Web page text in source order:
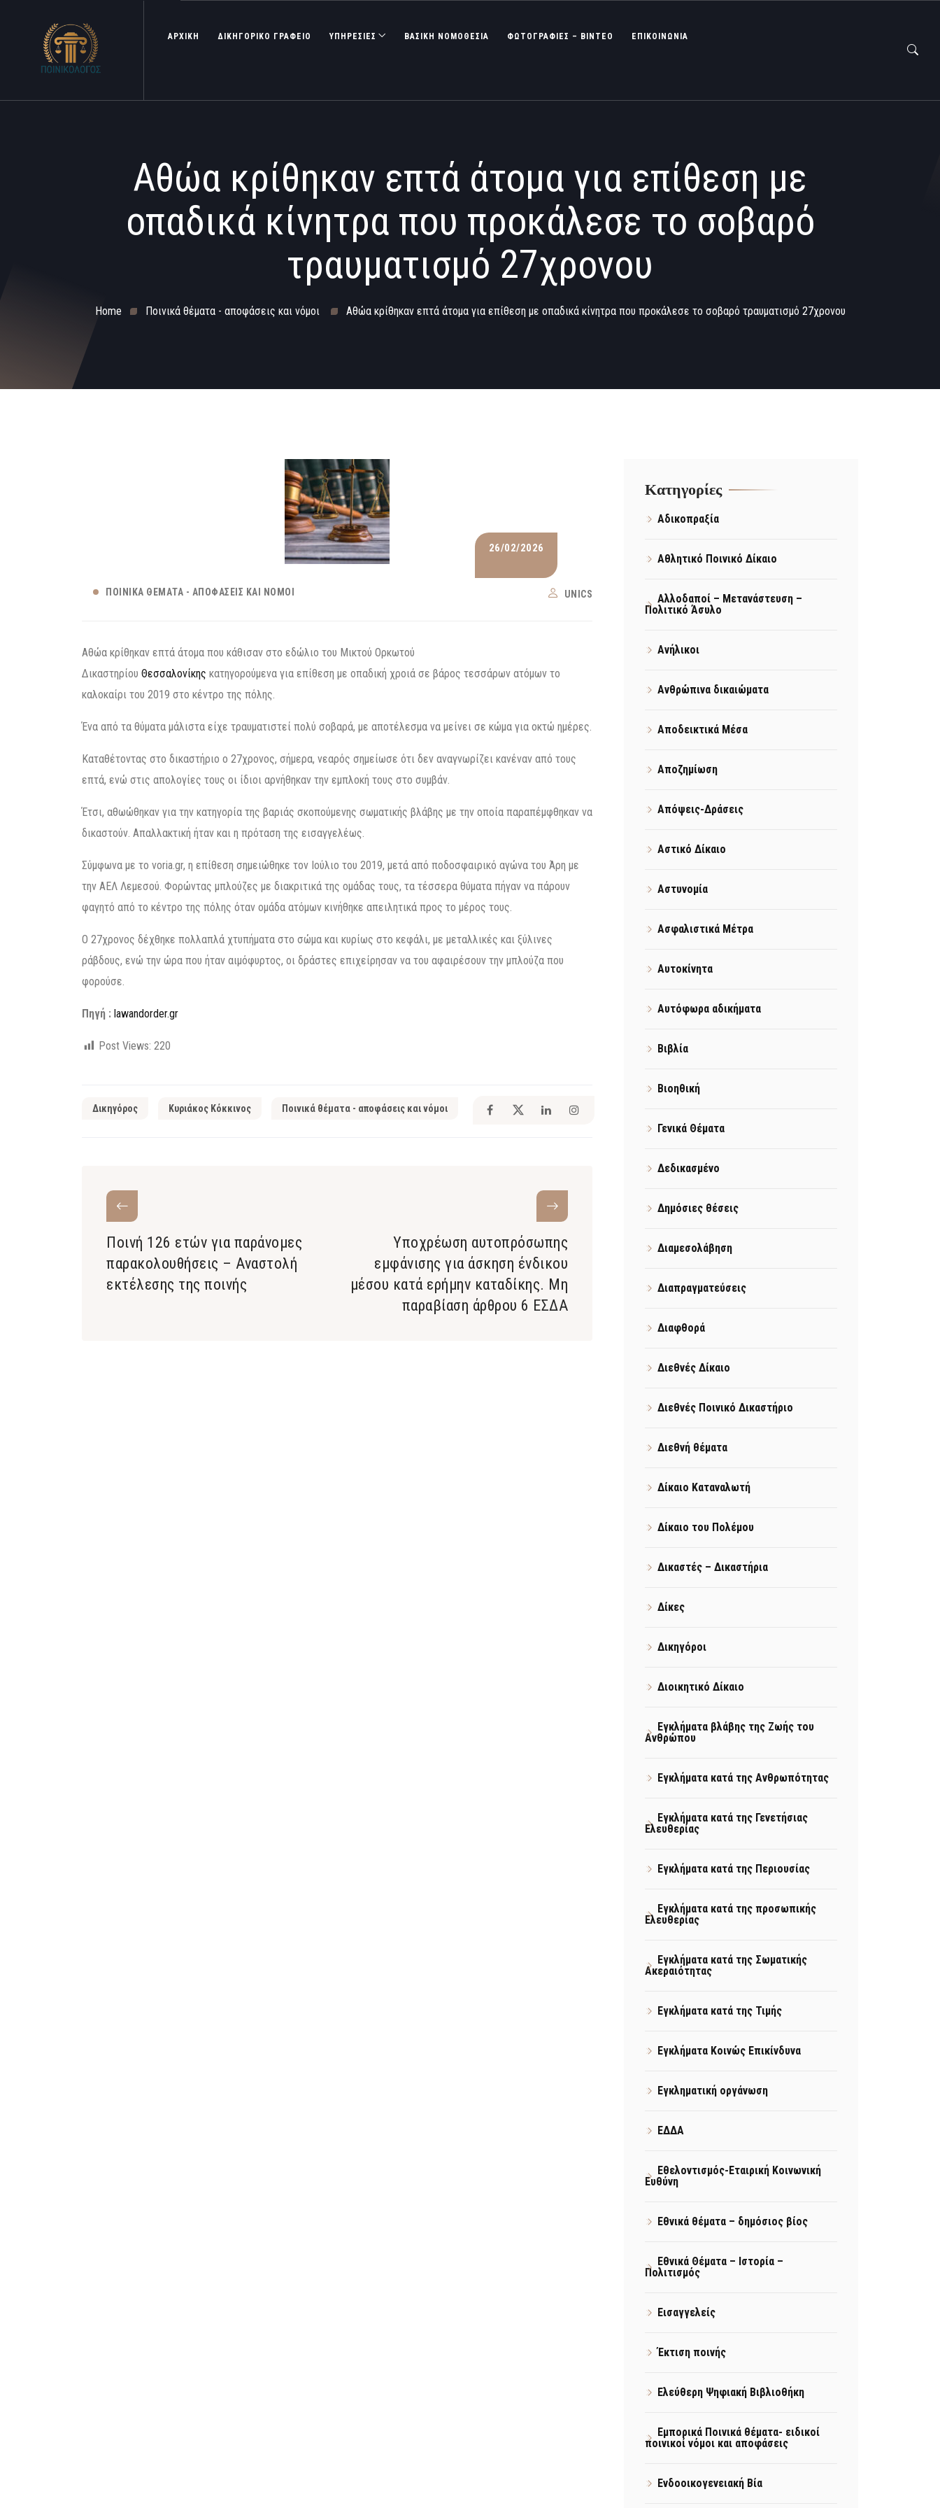
ΑΡΧΙΚΗ ΔΙΚΗΓΟΡΙΚΟ ΓΡΑΦΕΙΟ ΥΠΗΡΕΣΙΕΣ ΒΑΣΙΚΉ ΝΟΜΟΘΕΣΊΑ ΦΩΤΟΓΡΑΦΊΕΣ – ΒΊΝΤΕΟ ΕΠΙΚΟΙΝΩΝΙΑ
Αθώα κρίθηκαν επτά άτομα για επίθεση με
οπαδικά κίνητρα που προκάλεσε το σοβαρό
τραυματισμό 27χρονου
Home Ποινικά θέματα - αποφάσεις και νόμοι Αθώα κρίθηκαν επτά άτομα για επίθεση με οπαδικά κίνητρα που προκάλεσε το σοβαρό τραυματισμό 27χρονου
26/02/2026
ΠΟΙΝΙΚΆ ΘΈΜΑΤΑ - ΑΠΟΦΆΣΕΙΣ ΚΑΙ ΝΌΜΟΙ UNICS
Αθώα κρίθηκαν επτά άτομα που κάθισαν στο εδώλιο του Μικτού Ορκωτού
Δικαστηρίου Θεσσαλονίκης κατηγορούμενα για επίθεση με οπαδική χροιά σε βάρος τεσσάρων ατόμων το
καλοκαίρι του 2019 στο κέντρο της πόλης.
Ένα από τα θύματα μάλιστα είχε τραυματιστεί πολύ σοβαρά, με αποτέλεσμα να μείνει σε κώμα για οκτώ ημέρες.
Καταθέτοντας στο δικαστήριο ο 27χρονος, σήμερα, νεαρός σημείωσε ότι δεν αναγνωρίζει κανέναν από τους
επτά, ενώ στις απολογίες τους οι ίδιοι αρνήθηκαν την εμπλοκή τους στο συμβάν.
Έτσι, αθωώθηκαν για την κατηγορία της βαριάς σκοπούμενης σωματικής βλάβης με την οποία παραπέμφθηκαν να
δικαστούν. Απαλλακτική ήταν και η πρόταση της εισαγγελέως.
Σύμφωνα με το voria.gr, η επίθεση σημειώθηκε τον Ιούλιο του 2019, μετά από ποδοσφαιρικό αγώνα του Άρη με
την ΑΕΛ Λεμεσού. Φορώντας μπλούζες με διακριτικά της ομάδας τους, τα τέσσερα θύματα πήγαν να πάρουν
φαγητό από το κέντρο της πόλης όταν ομάδα ατόμων κινήθηκε απειλητικά προς το μέρος τους.
Ο 27χρονος δέχθηκε πολλαπλά χτυπήματα στο σώμα και κυρίως στο κεφάλι, με μεταλλικές και ξύλινες
ράβδους, ενώ την ώρα που ήταν αιμόφυρτος, οι δράστες επιχείρησαν να του αφαιρέσουν την μπλούζα που
φορούσε.
Πηγή : lawandorder.gr
Post Views: 220
Δικηγόρος Κυριάκος Κόκκινος Ποινικά θέματα - αποφάσεις και νόμοι
Ποινή 126 ετών για παράνομες
παρακολουθήσεις – Αναστολή
εκτέλεσης της ποινής
Υποχρέωση αυτοπρόσωπης
εμφάνισης για άσκηση ένδικου
μέσου κατά ερήμην καταδίκης. Μη
παραβίαση άρθρου 6 ΕΣΔΑ
Kατηγορίες
Αδικοπραξία
Αθλητικό Ποινικό Δίκαιο
Αλλοδαποί – Μετανάστευση –
Πολιτικό Άσυλο
Ανήλικοι
Ανθρώπινα δικαιώματα
Αποδεικτικά Μέσα
Αποζημίωση
Απόψεις-Δράσεις
Αστικό Δίκαιο
Αστυνομία
Ασφαλιστικά Μέτρα
Αυτοκίνητα
Αυτόφωρα αδικήματα
Βιβλία
Βιοηθική
Γενικά Θέματα
Δεδικασμένο
Δημόσιες θέσεις
Διαμεσολάβηση
Διαπραγματεύσεις
Διαφθορά
Διεθνές Δίκαιο
Διεθνές Ποινικό Δικαστήριο
Διεθνή θέματα
Δίκαιο Καταναλωτή
Δίκαιο του Πολέμου
Δικαστές – Δικαστήρια
Δίκες
Δικηγόροι
Διοικητικό Δίκαιο
Εγκλήματα βλάβης της Ζωής του
Ανθρώπου
Εγκλήματα κατά της Ανθρωπότητας
Εγκλήματα κατά της Γενετήσιας
Ελευθερίας
Εγκλήματα κατά της Περιουσίας
Εγκλήματα κατά της προσωπικής
Ελευθερίας
Εγκλήματα κατά της Σωματικής
Ακεραιότητας
Εγκλήματα κατά της Τιμής
Εγκλήματα Κοινώς Επικίνδυνα
Εγκληματική οργάνωση
ΕΔΔΑ
Εθελοντισμός-Εταιρική Κοινωνική
Ευθύνη
Εθνικά θέματα – δημόσιος βίος
Εθνικά Θέματα – Ιστορία –
Πολιτισμός
Εισαγγελείς
Έκτιση ποινής
Ελεύθερη Ψηφιακή Βιβλιοθήκη
Εμπορικά Ποινικά θέματα- ειδικοί
ποινικοί νόμοι και αποφάσεις
Ενδοοικογενειακή Βία